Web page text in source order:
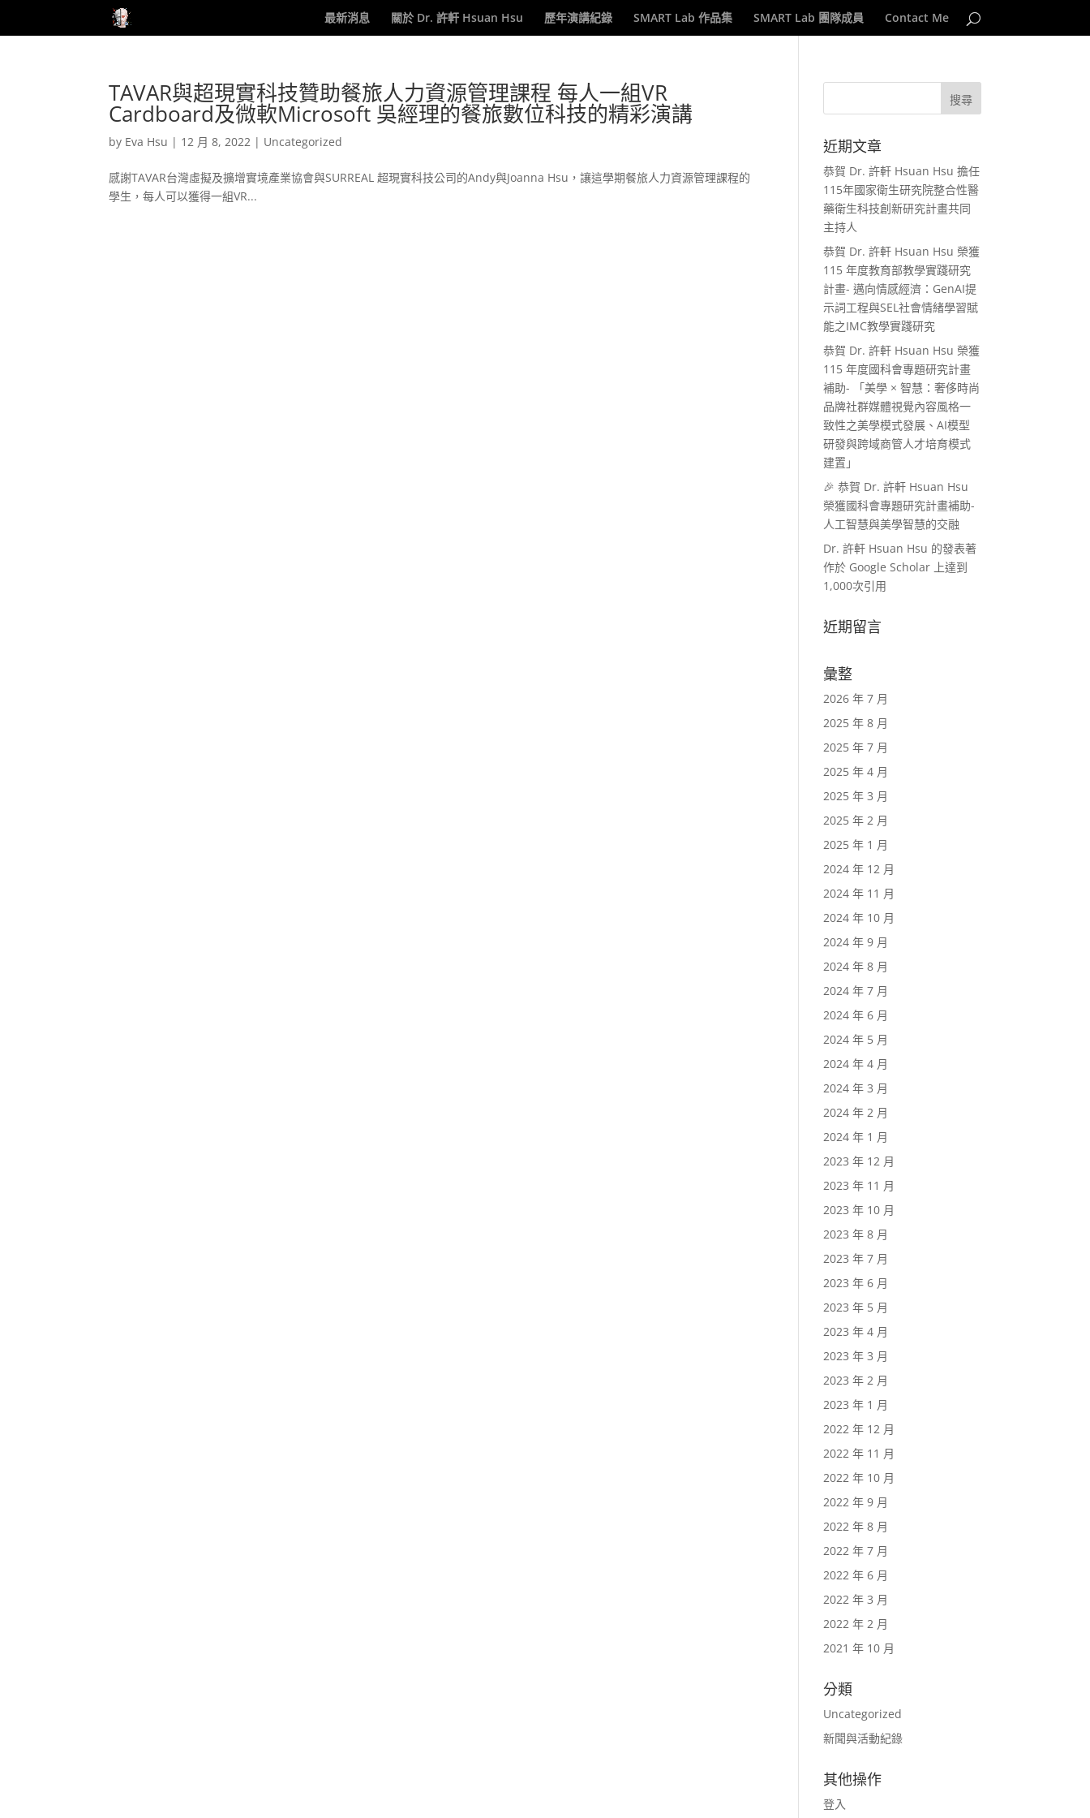
最新消息 關於 Dr. 許軒 Hsuan Hsu 歷年演講紀錄 SMART Lab 作品集 SMART Lab 團隊成員 Contact Me
TAVAR與超現實科技贊助餐旅人力資源管理課程 每人一組VR
Cardboard及微軟Microsoft 吳經理的餐旅數位科技的精彩演講
by Eva Hsu | 12 月 8, 2022 | Uncategorized
感謝TAVAR台灣虛擬及擴增實境產業協會與SURREAL 超現實科技公司的Andy與Joanna Hsu，讓這學期餐旅人力資源管理課程的
學生，每人可以獲得一組VR...
近期文章
恭賀 Dr. 許軒 Hsuan Hsu 擔任
115年國家衛生研究院整合性醫
藥衛生科技創新研究計畫共同
主持人
恭賀 Dr. 許軒 Hsuan Hsu 榮獲
115 年度教育部教學實踐研究
計畫- 邁向情感經濟：GenAI提
示詞工程與SEL社會情緒學習賦
能之IMC教學實踐研究
恭賀 Dr. 許軒 Hsuan Hsu 榮獲
115 年度國科會專題研究計畫
補助- 「美學 × 智慧：奢侈時尚
品牌社群媒體視覺內容風格一
致性之美學模式發展、AI模型
研發與跨域商管人才培育模式
建置」
🎉 恭賀 Dr. 許軒 Hsuan Hsu
榮獲國科會專題研究計畫補助-
人工智慧與美學智慧的交融
Dr. 許軒 Hsuan Hsu 的發表著
作於 Google Scholar 上達到
1,000次引用
近期留言
彙整
2026 年 7 月
2025 年 8 月
2025 年 7 月
2025 年 4 月
2025 年 3 月
2025 年 2 月
2025 年 1 月
2024 年 12 月
2024 年 11 月
2024 年 10 月
2024 年 9 月
2024 年 8 月
2024 年 7 月
2024 年 6 月
2024 年 5 月
2024 年 4 月
2024 年 3 月
2024 年 2 月
2024 年 1 月
2023 年 12 月
2023 年 11 月
2023 年 10 月
2023 年 8 月
2023 年 7 月
2023 年 6 月
2023 年 5 月
2023 年 4 月
2023 年 3 月
2023 年 2 月
2023 年 1 月
2022 年 12 月
2022 年 11 月
2022 年 10 月
2022 年 9 月
2022 年 8 月
2022 年 7 月
2022 年 6 月
2022 年 3 月
2022 年 2 月
2021 年 10 月
分類
Uncategorized
新聞與活動紀錄
其他操作
登入